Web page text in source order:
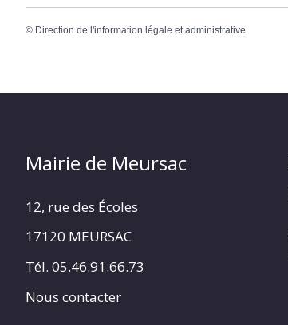
© Direction de l'information légale et administrative
Mairie de Meursac
12, rue des Écoles
17120 MEURSAC
Tél. 05.46.91.66.73
Nous contacter